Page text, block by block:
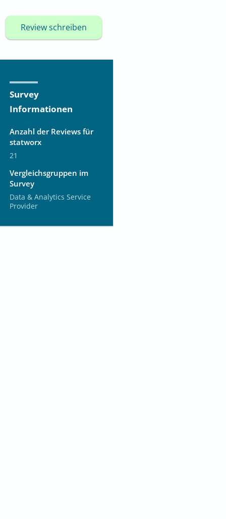
Review schreiben
Survey
Informationen
Anzahl der Reviews für
statworx
21
Vergleichsgruppen im
Survey
Data & Analytics Service
Provider